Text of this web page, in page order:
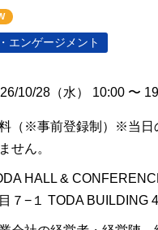
エンゲージメント
10/28（水） 10:00 〜
（※事前登録制）※当日
せん。
HALL &
７−１ TODA BUILDING 4